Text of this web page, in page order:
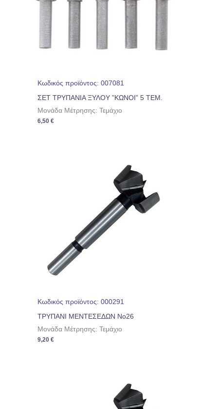
Κωδικός προϊόντος: 007081
ΣΕΤ ΤΡΥΠΑΝΙΑ ΞΥΛΟΥ ”ΚΩΝΟΙ” 5 ΤΕΜ.
Μονάδα Μέτρησης: Τεμάχιο
6,50€
Κωδικός προϊόντος: 000291
ΤΡΥΠΑΝΙ ΜΕΝΤΕΣΕΔΩΝ No26
Μονάδα Μέτρησης: Τεμάχιο
9,20€